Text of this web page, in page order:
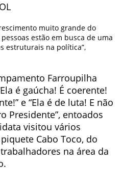
muito grande do
estão em busca de uma
estruturais na política”,
Farroupilha
é gaúcha! É coerente!
e “Ela é de luta! E não
Presidente”, entoados
visitou vários
Cabo Toco, do
na área da